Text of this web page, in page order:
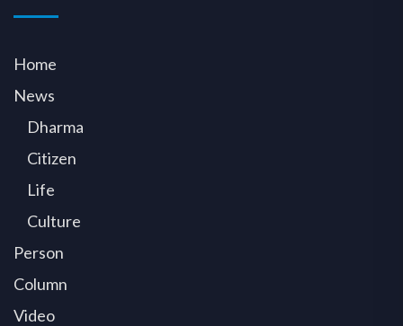
Home
News
Dharma
Citizen
Life
Culture
Person
Column
Video